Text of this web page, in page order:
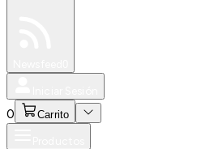
0 Carrito